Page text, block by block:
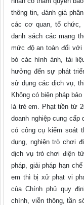
thông tin, đánh giá
các cơ quan, tổ chức,
danh sách các mạng
mức độ an toàn đối với
bỏ các hình ảnh, tài
hưởng đến sự phát
sử dụng các dịch vụ,
Không có biện pháp
là trẻ em. Phạt tiền từ
doanh nghiệp cung
có công cụ kiểm soát
dụng, nghiện trò chơi
dịch vụ trò chơi điện
pháp, giải pháp hạn
em thì bị xử phạt vi
của Chính phủ quy
chính, viễn thông, tần